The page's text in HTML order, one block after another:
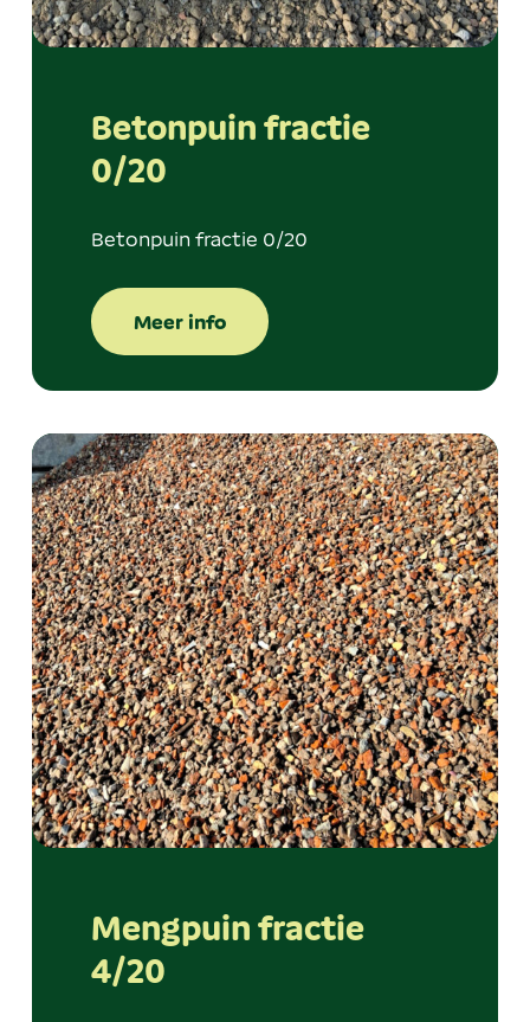
Betonpuin fractie
0/20
Betonpuin fractie 0/20
Meer info
Mengpuin fractie
4/20